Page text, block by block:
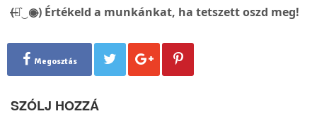
(̶◉͛‿◉̶) Értékeld a munkánkat, ha tetszett oszd meg!
Megosztás
SZÓLJ HOZZÁ